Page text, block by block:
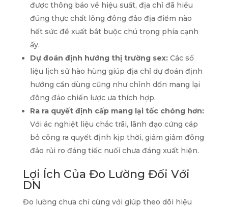
được thông báo về hiệu suất, địa chỉ đã hiểu
đúng thực chất lỏng đông đảo địa điểm nào
hết sức đề xuất bắt buộc chú trọng phía cạnh
ấy.
Dự đoán định hướng thị trường sex:Các số
liệu lịch sử hào hùng giúp địa chỉ dự đoán định
hướng cần dùng cũng như chỉnh dốn mang lại
đông đảo chiến lược ưa thích hợp.
Ra ra quyết định cấp mang lại tốc chóng hơn:
Với ác nghiệt liệu chắc trãi, lãnh đạo cứng cáp
bỏ công ra quyết định kịp thời, giảm giảm đông
đảo rủi ro đáng tiếc nuối chưa đáng xuất hiện.
Lợi Ích Của Đo Lường Đối Với
DN
Đo lường chưa chỉ cùng với giúp theo dõi hiệu